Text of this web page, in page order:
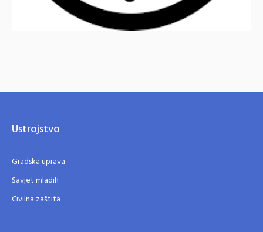
Ustrojstvo
Gradska uprava
Savjet mladih
Civilna zaštita